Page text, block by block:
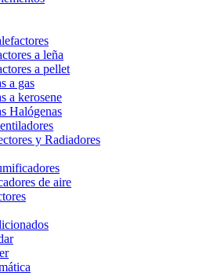
a leña
a pellet
a gas
a kerosene
Halógenas
y Radiadores
de aire